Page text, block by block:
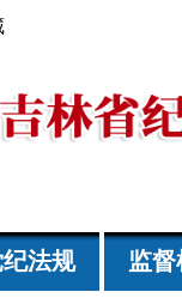
法规 监